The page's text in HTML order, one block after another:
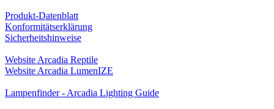
Produkt-Datenblatt
Konformitätserklärung
Sicherheitshinweise
Website Arcadia Reptile
Website Arcadia LumenIZE
Lampenfinder - Arcadia Lighting Guide